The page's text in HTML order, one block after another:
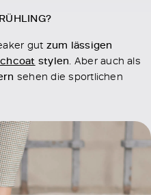
gut zum lässigen
stylen. Aber auch als
sehen die sportlichen